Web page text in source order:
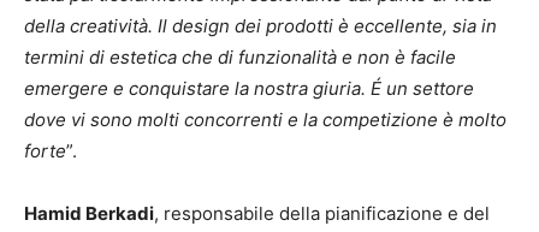
della creatività. Il design dei prodotti è eccellente, sia in
termini di estetica che di funzionalità e non è facile
emergere e conquistare la nostra giuria. É un settore
dove vi sono molti concorrenti e la competizione è molto
forte”.
Hamid Berkadi, responsabile della pianificazione e del